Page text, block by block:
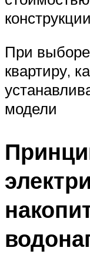
При выборе
квартиру,
модели